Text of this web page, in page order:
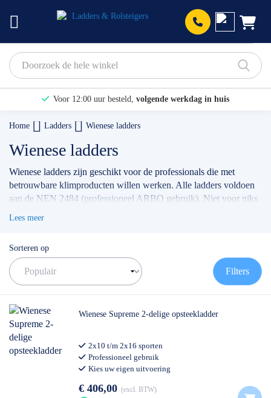
Voor 12:00 uur besteld, volgende werkdag in huis
Bekijk hier onze Actiepagina
Binnen 1 dag een
Home Ladders Wienese ladders
Wienese ladders
Wienese ladders zijn geschikt voor de professionals die met
betrouwbare klimproducten willen werken. Alle ladders voldoen
aan de NEN 2484 (professioneel ARBO gebruik). Niet voor niks
✅Volgende werkdag op locatie
✅Meedenkende klantenservice
✅ Contact:0511- 40 25 64 mail
Lees meer
Sorteren op
Filters
Wienese Supreme 2-delige opsteekladder
2x10 t/m 2x16 sporten
Professioneel gebruik
Kies uw eigen uitvoering
€ 406,00 excl. BTW